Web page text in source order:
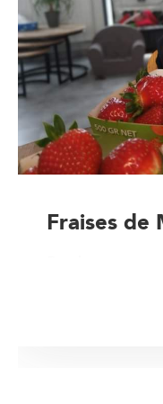
Fraises de